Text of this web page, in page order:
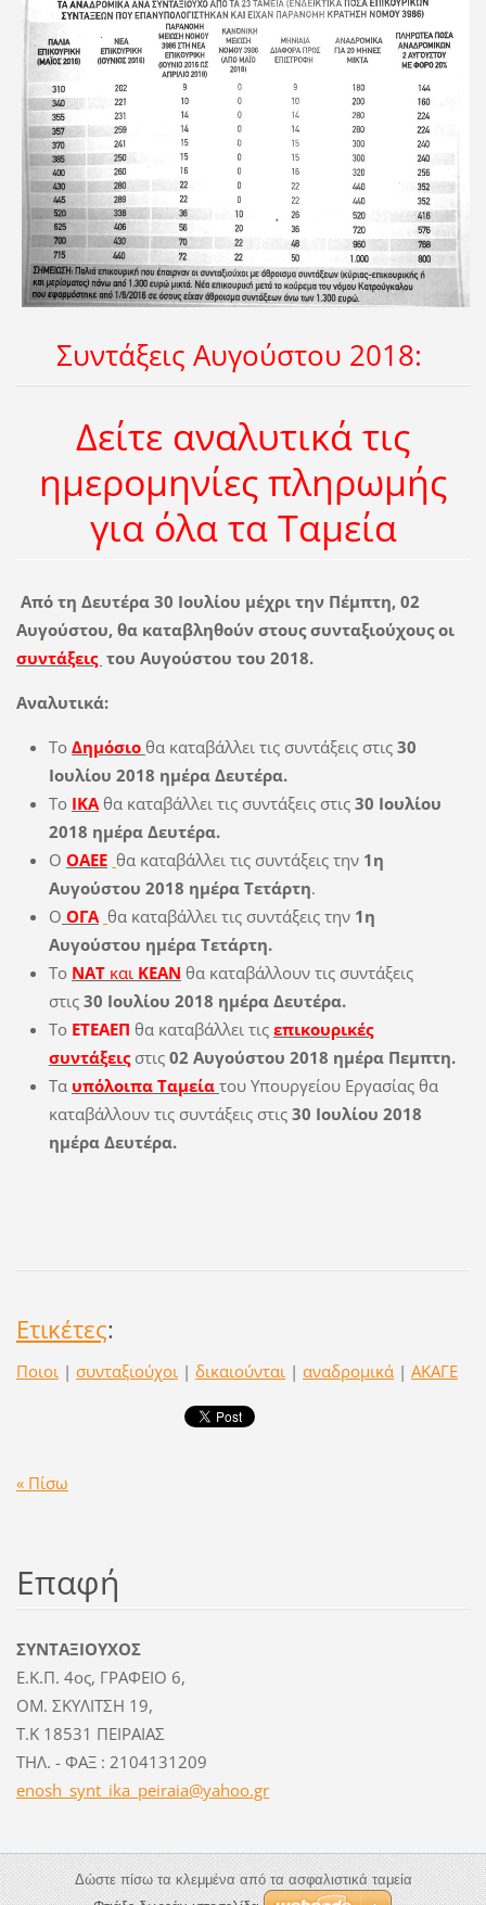
Συντάξεις Αυγούστου 2018:
Δείτε αναλυτικά τις
ημερομηνίες πληρωμής
για όλα τα Ταμεία
Από τη Δευτέρα 30 Ιουλίου μέχρι την Πέμπτη, 02
Αυγούστου, θα καταβληθούν στους συνταξιούχους οι
συντάξεις του Αυγούστου του 2018.
Αναλυτικά:
Το Δημόσιο θα καταβάλλει τις συντάξεις στις 30
Ιουλίου 2018 ημέρα Δευτέρα.
Το ΙΚΑθα καταβάλλει τις συντάξεις στις 30 Ιουλίου
2018 ημέρα Δευτέρα.
Ο ΟΑΕΕ θα καταβάλλει τις συντάξεις την 1η
Αυγούστου 2018 ημέρα Τετάρτη.
Ο ΟΓΑ θα καταβάλλει τις συντάξεις την 1η
Αυγούστου ημέρα Τετάρτη.
Το ΝΑΤκαι ΚΕΑΝ θα καταβάλλουν τις συντάξεις
στις 30 Ιουλίου 2018 ημέρα Δευτέρα.
Το ΕΤΕΑΕΠ θα καταβάλλει τις επικουρικές
συντάξειςστις 02 Αυγούστου 2018 ημέρα Πεμπτη.
Τα υπόλοιπα Ταμεία του Υπουργείου Εργασίας θα
καταβάλλουν τις συντάξεις στις 30 Ιουλίου 2018
ημέρα Δευτέρα.
Ετικέτες:
Ποιοι | συνταξιούχοι | δικαιούνται | αναδρομικά | ΑΚΑΓΕ
« Πίσω
Επαφή
ΣΥΝΤΑΞΙΟΥΧΟΣ
Ε.Κ.Π. 4ος, ΓΡΑΦΕΙΟ 6,
ΟΜ. ΣΚΥΛΙΤΣΗ 19,
Τ.Κ 18531 ΠΕΙΡΑΙΑΣ
ΤΗΛ. - ΦΑΞ : 2104131209
enosh_synt_ika_peiraia@yahoo.gr
Δώστε πίσω τα κλεμμένα από τα ασφαλιστικά ταμεία